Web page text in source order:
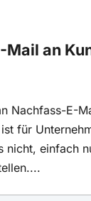
an
Nachfass-E-
für
nicht, einfach